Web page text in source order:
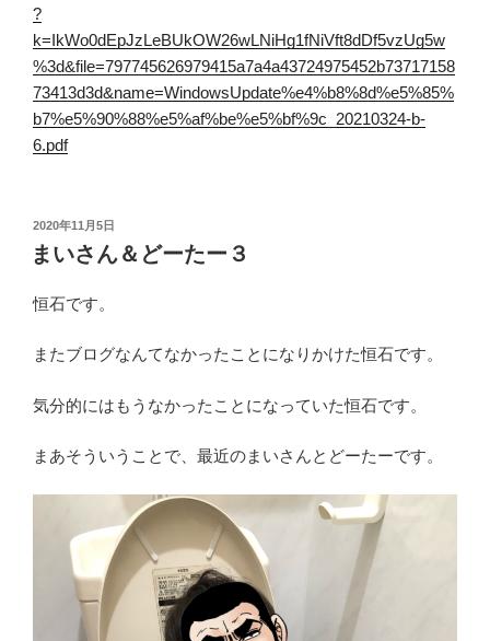
?
k=IkWo0dEpJzLeBUkOW26wLNiHg1fNiVft8dDf5vzUg5w
%3d&file=797745626979415a7a4a43724975452b73717158
73413d3d&name=WindowsUpdate%e4%b8%8d%e5%85%
b7%e5%90%88%e5%af%be%e5%bf%9c_20210324-b-
6.pdf
投
稿
日:
2020年11月5日
まいさん＆どーたー３
恒石です。
またブログなんてなかったことになりかけた恒石です。
気分的にはもうなかったことになっていた恒石です。
まあそういうことで、最近のまいさんとどーたーです。